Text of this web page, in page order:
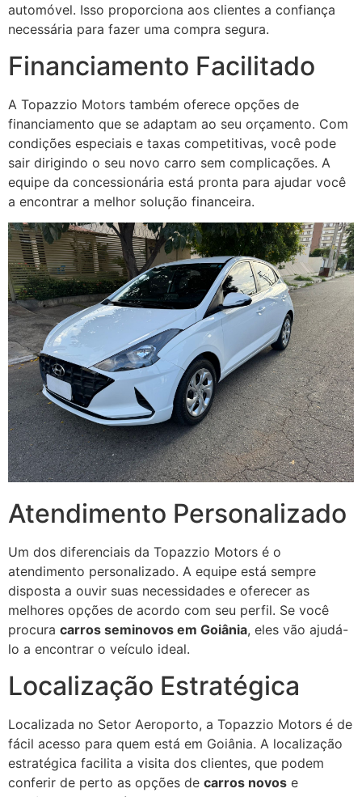
automóvel. Isso proporciona aos clientes a confiança
necessária para fazer uma compra segura.
Financiamento Facilitado
A Topazzio Motors também oferece opções de
financiamento que se adaptam ao seu orçamento. Com
condições especiais e taxas competitivas, você pode
sair dirigindo o seu novo carro sem complicações. A
equipe da concessionária está pronta para ajudar você
a encontrar a melhor solução financeira.
Atendimento Personalizado
Um dos diferenciais da Topazzio Motors é o
atendimento personalizado. A equipe está sempre
disposta a ouvir suas necessidades e oferecer as
melhores opções de acordo com seu perfil. Se você
procura carros seminovos em Goiânia, eles vão ajudá-
lo a encontrar o veículo ideal.
Localização Estratégica
Localizada no Setor Aeroporto, a Topazzio Motors é de
fácil acesso para quem está em Goiânia. A localização
estratégica facilita a visita dos clientes, que podem
conferir de perto as opções de carros novos e